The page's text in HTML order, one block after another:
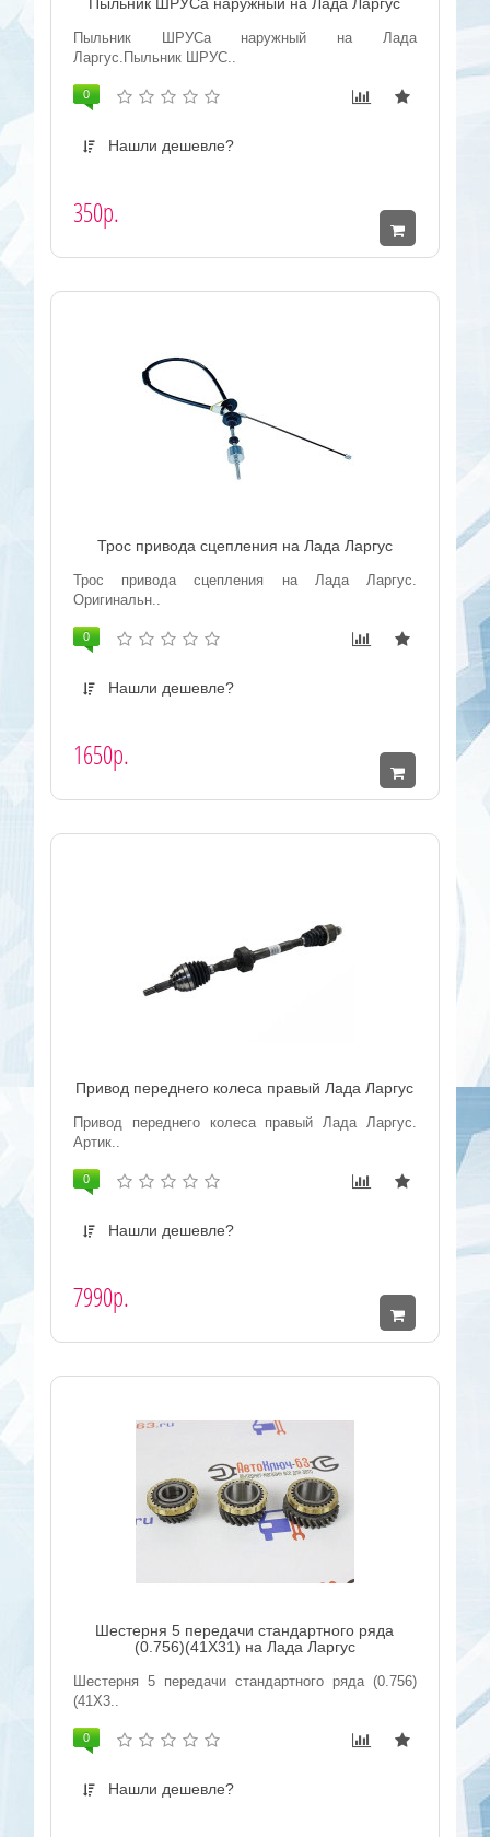
Пыльник ШРУСа наружный на Лада Ларгус
Пыльник ШРУСа наружный на Лада
Ларгус.Пыльник ШРУС..
0
Нашли дешевле?
350р.
Трос привода сцепления на Лада Ларгус
Трос привода сцепления на Лада Ларгус.
Оригинальн..
0
Нашли дешевле?
1650р.
Привод переднего колеса правый Лада Ларгус
Привод переднего колеса правый Лада Ларгус.
Артик..
0
Нашли дешевле?
7990р.
Шестерня 5 передачи стандартного ряда
(0.756)(41Х31) на Лада Ларгус
Шестерня 5 передачи стандартного ряда (0.756)
(41Х3..
0
Нашли дешевле?